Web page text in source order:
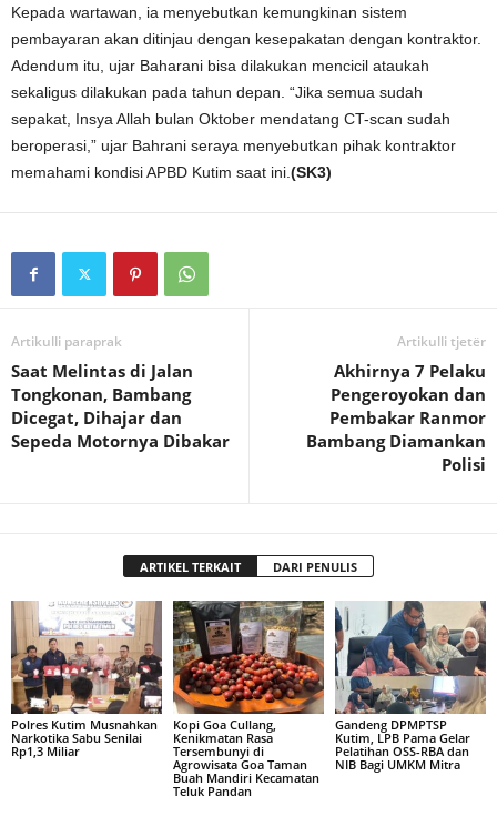
Kepada wartawan, ia menyebutkan kemungkinan sistem
pembayaran akan ditinjau dengan kesepakatan dengan kontraktor.
Adendum itu, ujar Baharani bisa dilakukan mencicil ataukah
sekaligus dilakukan pada tahun depan. “Jika semua sudah
sepakat, Insya Allah bulan Oktober mendatang CT-scan sudah
beroperasi,” ujar Bahrani seraya menyebutkan pihak kontraktor
memahami kondisi APBD Kutim saat ini. (SK3)
Artikulli paraprak
Saat Melintas di Jalan
Tongkonan, Bambang
Dicegat, Dihajar dan
Sepeda Motornya Dibakar
Artikulli tjetër
Akhirnya 7 Pelaku
Pengeroyokan dan
Pembakar Ranmor
Bambang Diamankan
Polisi
ARTIKEL TERKAIT DARI PENULIS
Polres Kutim Musnahkan
Narkotika Sabu Senilai
Rp1,3 Miliar
Kopi Goa Cullang,
Kenikmatan Rasa
Tersembunyi di
Agrowisata Goa Taman
Buah Mandiri Kecamatan
Teluk Pandan
Gandeng DPMPTSP
Kutim, LPB Pama Gelar
Pelatihan OSS-RBA dan
NIB Bagi UMKM Mitra